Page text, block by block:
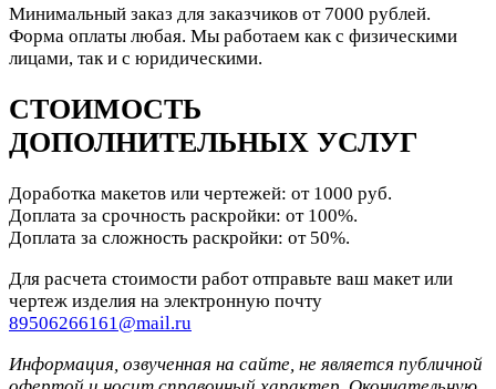
Минимальный заказ для заказчиков от 7000 рублей.
Форма оплаты любая. Мы работаем как с физическими
лицами, так и с юридическими.
СТОИМОСТЬ
ДОПОЛНИТЕЛЬНЫХ УСЛУГ
Доработка макетов или чертежей: от 1000 руб.
Доплата за срочность раскройки: от 100%.
Доплата за сложность раскройки: от 50%.
Для расчета стоимости работ отправьте ваш макет или
чертеж изделия на электронную почту
89506266161@mail.ru
Информация, озвученная на сайте, не является публичной